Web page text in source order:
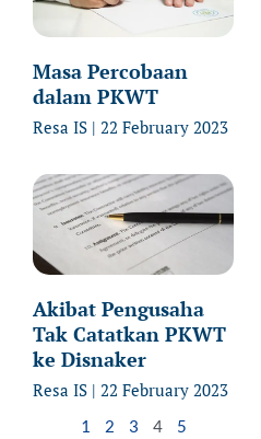
Masa Percobaan
dalam PKWT
Resa IS 22 February 2023
Akibat Pengusaha
Tak Catatkan PKWT
ke Disnaker
Resa IS 22 February 2023
1 2 3 4 5